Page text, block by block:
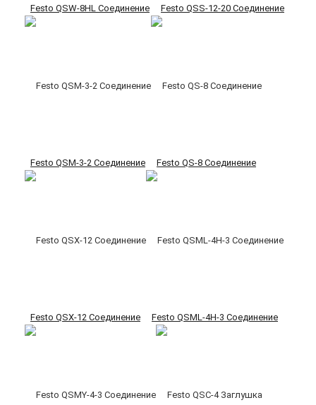
Festo QSW-8HL Соединение Festo QSS-12-20 Соединение
Festo QSM-3-2 Соединение Festo QS-8 Соединение
Festo QSX-12 Соединение Festo QSML-4H-3 Соединение